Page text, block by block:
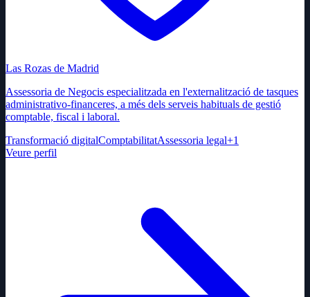
Las Rozas de Madrid
Assessoria de Negocis especialitzada en l'externalització de tasques
administrativo-financeres, a més dels serveis habituals de gestió
comptable, fiscal i laboral.
Transformació digitalComptabilitatAssessoria legal+1
Veure perfil